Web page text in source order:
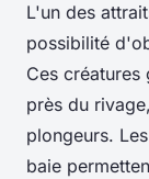
L'un des
possibilité
Ces créatures
près du
plongeurs.
baie